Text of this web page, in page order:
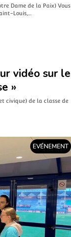
Dame de la Paix) Vous
Louis,…
vidéo sur le
»
civique) de la classe de
EVÉNEMENT